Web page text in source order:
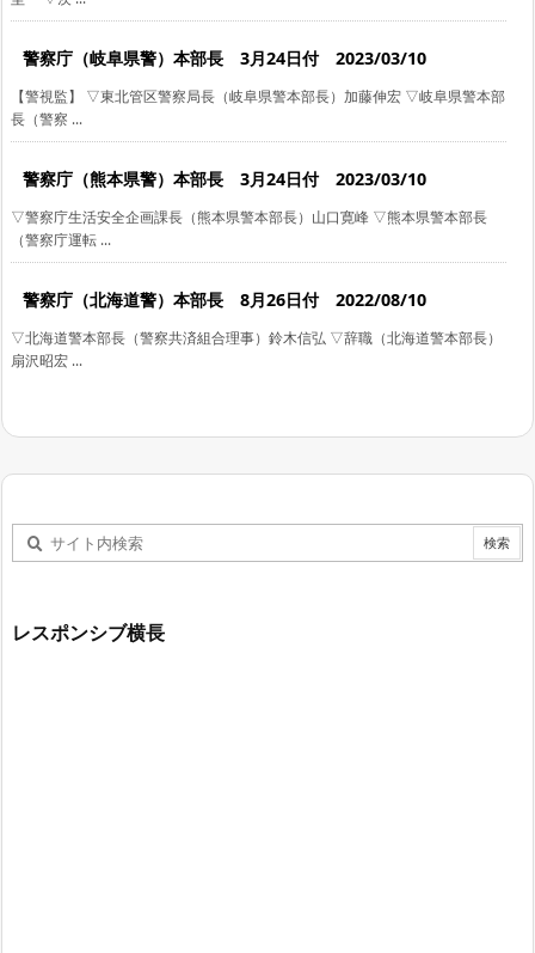
警察庁（岐阜県警）本部長 3月24日付 2023/03/10
【警視監】 ▽東北管区警察局長（岐阜県警本部長）加藤伸宏 ▽岐阜県警本部
長（警察 ...
警察庁（熊本県警）本部長 3月24日付 2023/03/10
▽警察庁生活安全企画課長（熊本県警本部長）山口寛峰 ▽熊本県警本部長
（警察庁運転 ...
警察庁（北海道警）本部長 8月26日付 2022/08/10
▽北海道警本部長（警察共済組合理事）鈴木信弘 ▽辞職（北海道警本部長）
扇沢昭宏 ...
レスポンシブ横長